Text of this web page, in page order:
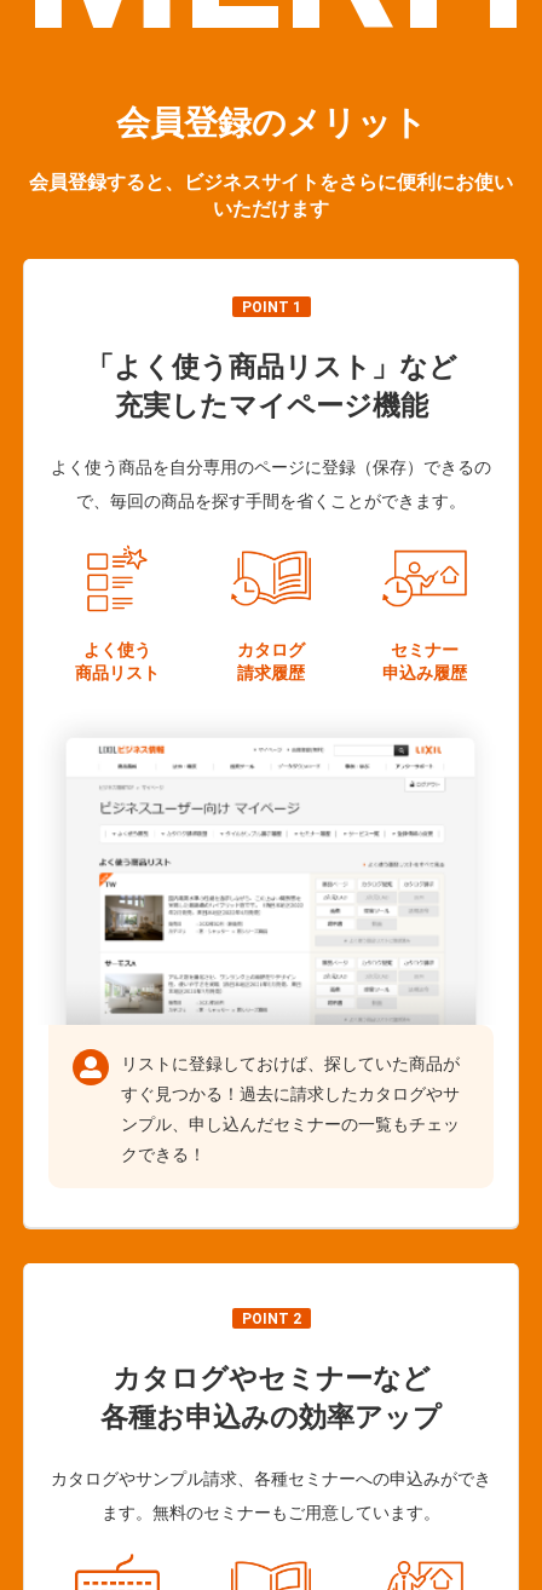
会員登録のメリット
会員登録すると、ビジネスサイトをさらに便利にお使い
いただけます
POINT 1
「よく使う商品リスト」など
充実したマイページ機能
よく使う商品を自分専用のページに登録（保存）できるの
で、毎回の商品を探す手間を省くことができます。
よく使う
商品リスト
カタログ
請求履歴
セミナー
申込み履歴
リストに登録しておけば、探していた商品が
すぐ見つかる！過去に請求したカタログやサ
ンプル、申し込んだセミナーの一覧もチェッ
クできる！
POINT 2
カタログやセミナーなど
各種お申込みの効率アップ
カタログやサンプル請求、各種セミナーへの申込みができ
ます。無料のセミナーもご用意しています。